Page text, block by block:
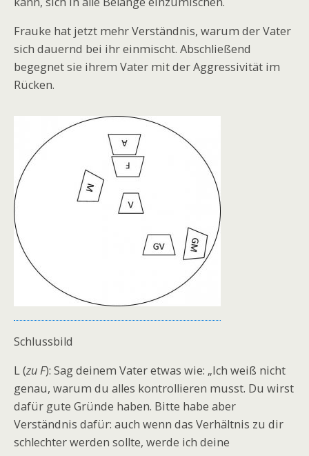
Frauke hat jetzt mehr Verständnis, warum der Vater
sich dauernd bei ihr einmischt. Abschließend
begegnet sie ihrem Vater mit der Aggressivität im
Rücken.
Schlussbild
L (zu F): Sag deinem Vater etwas wie: „Ich weiß nicht
genau, warum du alles kontrollieren musst. Du wirst
dafür gute Gründe haben. Bitte habe aber
Verständnis dafür: auch wenn das Verhältnis zu dir
schlechter werden sollte, werde ich deine